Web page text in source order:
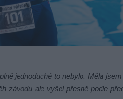
jednoduché to nebylo. Měla
závodu ale vyšel přesně podle